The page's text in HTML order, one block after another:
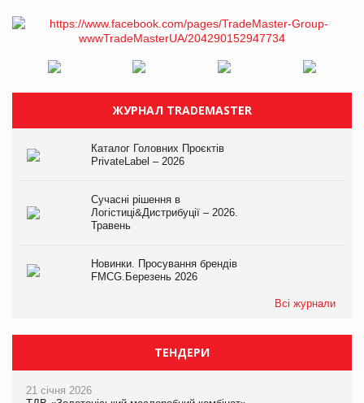
ЖУРНАЛ TRADEMASTER
Каталог Головних Проєктів
PrivateLabel – 2026
Сучасні рішення в
Логістиці&Дистрибуції – 2026.
Травень
Новинки. Просування брендів
FMCG.Березень 2026
Всі журнали
ТЕНДЕРИ
21 січня 2026